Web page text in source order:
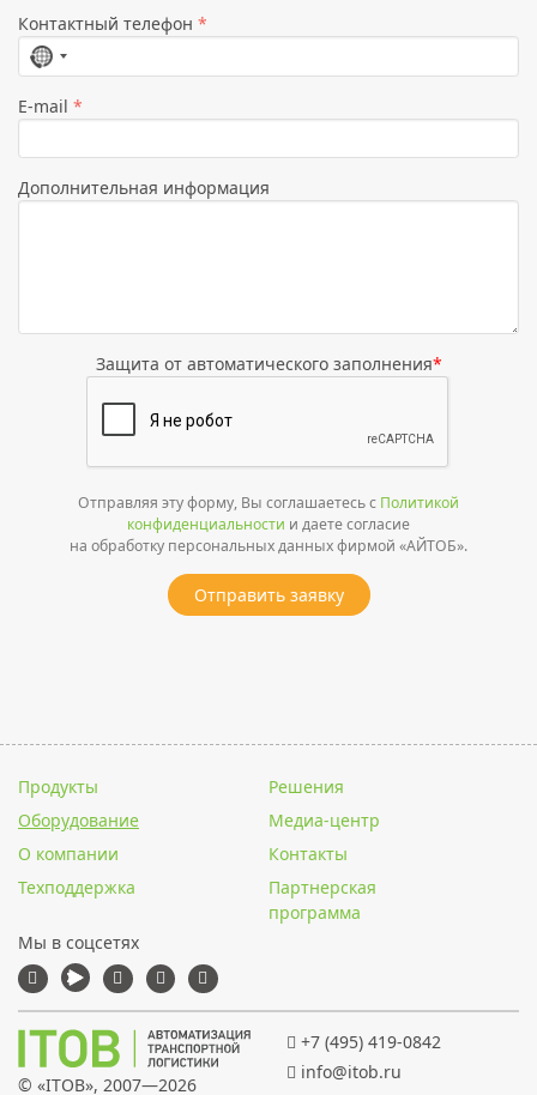
Контактный телефон *
Страна
не
выбрана
E-mail *
Дополнительная информация
Защита от автоматического заполнения*
Отправляя эту форму, Вы соглашаетесь с Политикой
конфиденциальности и даете согласие
на обработку персональных данных фирмой «АЙТОБ».
Отправить заявку
Продукты
Решения
Оборудование
Медиа-центр
О компании
Контакты
Техподдержка
Партнерская
программа
Мы в соцсетях
© «ITOB», 2007—2026
+7 (495) 419-0842
info@itob.ru